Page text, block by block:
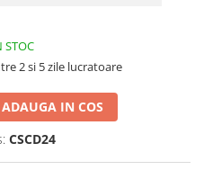
STOC
2 si 5 zile lucratoare
ADAUGA IN COS
CSCD24